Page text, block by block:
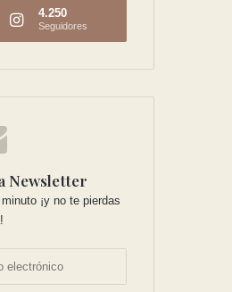
4.250
Seguidores
Newsletter
¡y no te pierdas